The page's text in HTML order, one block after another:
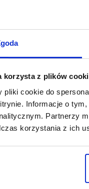
korzysta z plików
pliki cookie do
Informacje o
Partnerzy
korzystania z ich
-